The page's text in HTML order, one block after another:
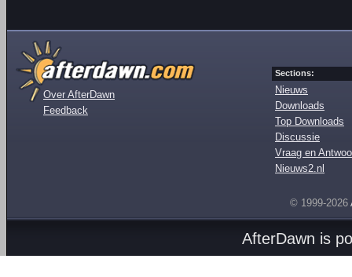
Over AfterDawn
Feedback
Sections:
Nieuws
Downloads
Top Downloads
Discussie
Vraag en
Nieuws2.nl
© 1999-2026
AfterDawn is